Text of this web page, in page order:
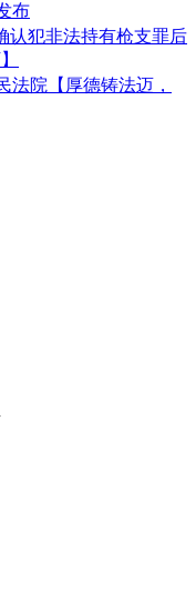
布
认犯非法持有枪支罪后
法院【厚德铸法迈，